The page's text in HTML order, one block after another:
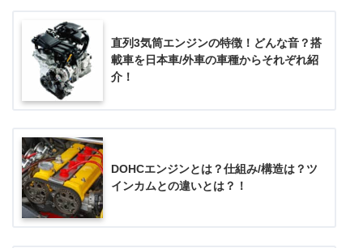
直列3気筒エンジンの特徴！どんな音？搭
載車を日本車/外車の車種からそれぞれ紹
介！
DOHCエンジンとは？仕組み/構造は？ツ
インカムとの違いとは？！